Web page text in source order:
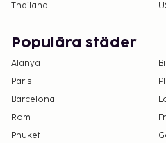
Thailand
Populära städer
Alanya
Paris
Barcelona
Rom
Phuket